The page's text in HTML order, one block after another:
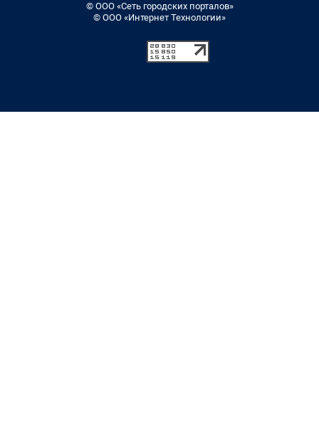
© ООО «Сеть городских порталов»
© ООО «Интернет Технологии»